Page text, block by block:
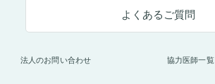
よくあるご質問
法人のお問い合わせ 協力医師一覧